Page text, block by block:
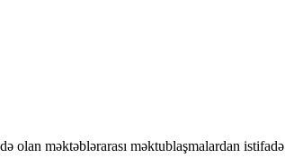
məktəblərarası məktublaşmalardan